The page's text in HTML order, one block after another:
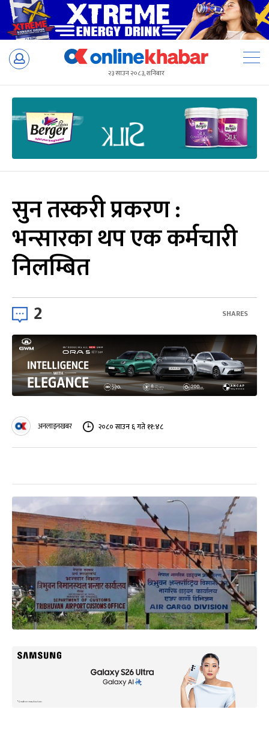
Skip
२३ साउन २०८३, शनिबार
सुन तस्करी प्रकरण :
भन्सारका थप एक कर्मचारी
निलम्बित
2 SHARES
अनलाइनखबर २०८० साउन ६ गते ११:४८